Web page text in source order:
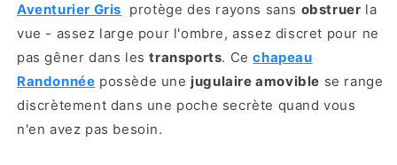
Aventurier Gris protège des rayons sans obstruer la
vue - assez large pour l'ombre, assez discret pour ne
pas gêner dans lestransports. Cechapeau
Randonnée possède une jugulaire amovible se range
discrètement dans une poche secrète quand vous
n'en avez pas besoin.